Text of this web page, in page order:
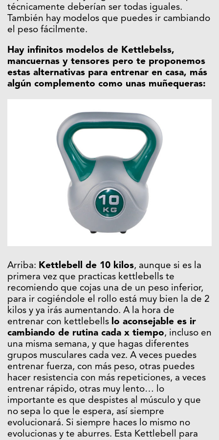
técnicamente deberían ser todas iguales.
También hay modelos que puedes ir cambiando
el peso fácilmente.
Hay infinitos modelos de Kettlebelss,
mancuernas y tensores pero te proponemos
estas alternativas para entrenar en casa, más
algún complemento como unas muñequeras:
Arriba: Kettlebell de 10 kilos, aunque si es la
primera vez que practicas kettlebells te
recomiendo que cojas una de un peso inferior,
para ir cogiéndole el rollo está muy bien la de 2
kilos y ya irás aumentando. A la hora de
entrenar con kettlebells lo aconsejable es ir
cambiando de rutina cada x tiempo, incluso en
una misma semana, y que hagas diferentes
grupos musculares cada vez. A veces puedes
entrenar fuerza, con más peso, otras puedes
hacer resistencia con más repeticiones, a veces
entrenar rápido, otras muy lento… lo
importante es que despistes al músculo y que
no sepa lo que le espera, así siempre
evolucionará. Si siempre haces lo mismo no
evolucionas y te aburres. Esta Kettlebell para